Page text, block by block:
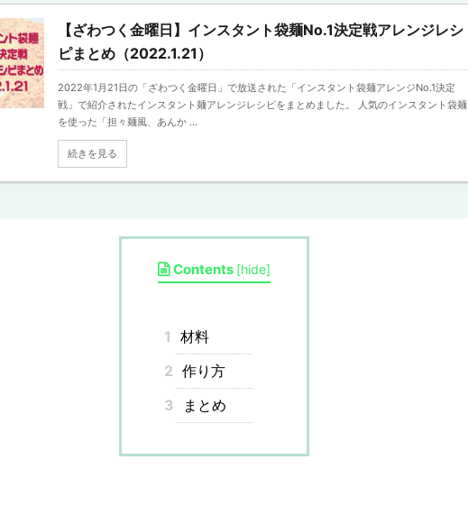
【ざわつく金曜日】インスタント袋麺No.1決定戦アレンジレシ
ピまとめ（2022.1.21）
2022年1月21日の「ざわつく金曜日」で放送された「インスタント袋麺アレンジNo.1決定
戦」で紹介されたインスタント麺アレンジレシピをまとめました。 人気のインスタント袋麺
を使った「担々麺風、あんか ...
続きを見る
Contents [hide]
1 材料
2 作り方
3
まとめ